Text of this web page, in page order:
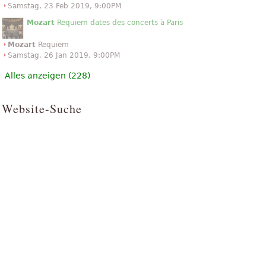
Samstag, 23 Feb 2019, 9:00PM
Mozart Requiem dates des concerts à Paris
Mozart Requiem
Samstag, 26 Jan 2019, 9:00PM
Alles anzeigen (228)
Website-Suche